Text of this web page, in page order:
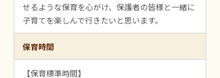
せるような保育を心がけ、保護者の皆様と一緒に
子育てを楽しんで行きたいと思います。
保育時間
【保育標準時間】